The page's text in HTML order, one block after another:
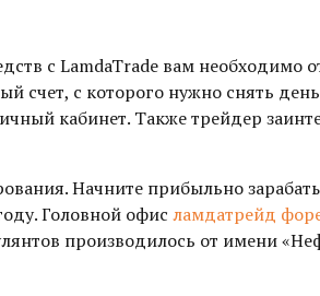
с LamdaTrade вам необходимо
счет, с которого нужно снять
кабинет. Также трейдер
Начните прибыльно
Головной офис ламдатрейд
производилось от имени